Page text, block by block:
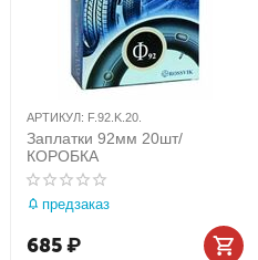
АРТИКУЛ: F.92.K.20.
Заплатки 92мм 20шт/
КОРОБКА
предзаказ
685₽